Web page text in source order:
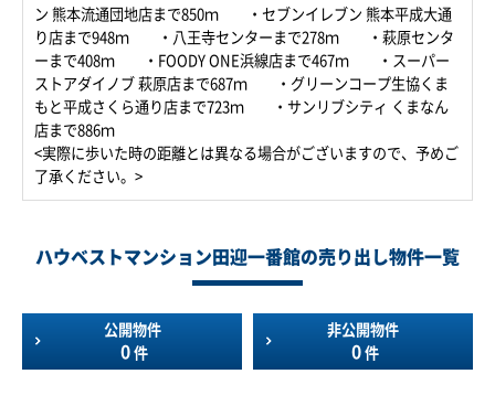
ン 熊本流通団地店まで850ｍ ・セブンイレブン 熊本平成大通
り店まで948ｍ ・八王寺センターまで278ｍ ・萩原センタ
ーまで408ｍ ・FOODY ONE浜線店まで467ｍ ・スーパー
ストアダイノブ 萩原店まで687ｍ ・グリーンコープ生協くま
もと平成さくら通り店まで723ｍ ・サンリブシティ くまなん
店まで886ｍ
<実際に歩いた時の距離とは異なる場合がございますので、予めご
了承ください。>
ハウベストマンション田迎一番館の売り出し物件一覧
公開物件
0 件
非公開物件
0 件